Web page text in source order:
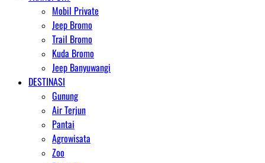
Mobil Private
Jeep Bromo
Trail Bromo
Kuda Bromo
Jeep Banyuwangi
DESTINASI
Gunung
Air Terjun
Pantai
Agrowisata
Zoo